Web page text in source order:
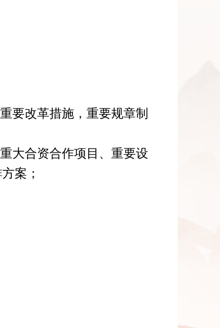
要改革措施，重要规章制
大合资合作项目、重要设
案；